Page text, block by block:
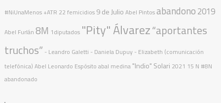
#NiUnaMenos +ATR 22 femicidios 9 de Julio Abel Pintosabandono2019
Abel Furlán 8M 1diputados "Pity" Álvarez“aportantes
truchos” - Leandro Galetti - Daniela Dupuy - Elizabeth (comunicación
telefónica) Abel Leonardo Espósito abal medina "Indio" Solari 2021 15 N #8N
abandonado